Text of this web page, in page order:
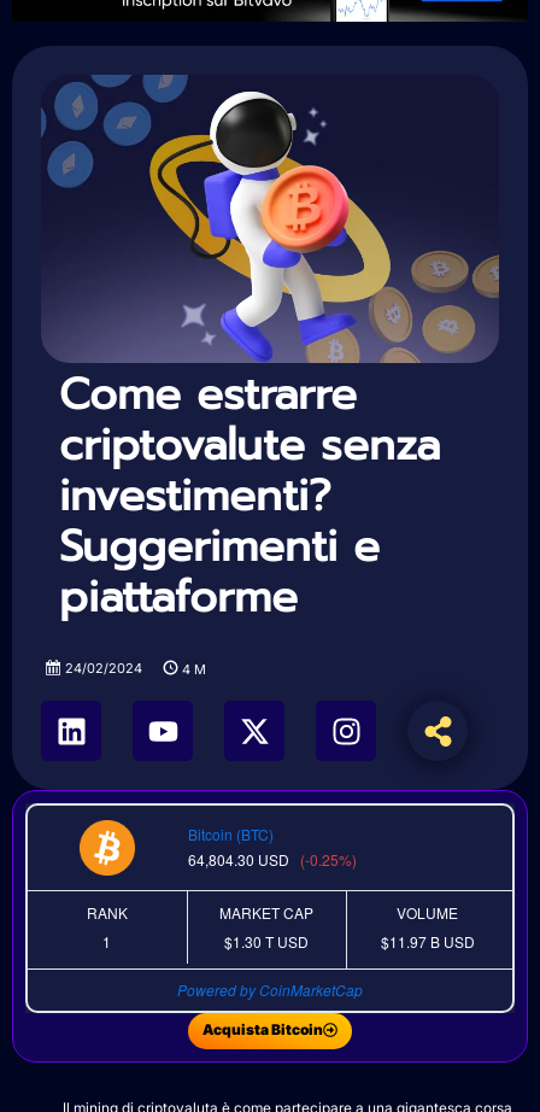
Come estrarre
criptovalute senza
investimenti?
Suggerimenti e
piattaforme
24/02/2024 4 M
Bitcoin (BTC)
64,804.30 USD (-0.25%)
RANK
1
MARKET CAP
$1.30 TUSD
VOLUME
$11.97 B USD
Powered by CoinMarketCap
Acquista Bitcoin
Il mining di criptovaluta è come partecipare a una gigantesca corsa